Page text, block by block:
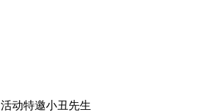
活动特邀小丑先生